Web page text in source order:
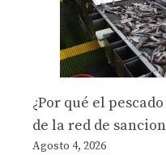
¿Por qué el
de la red de
Agosto 4, 2026